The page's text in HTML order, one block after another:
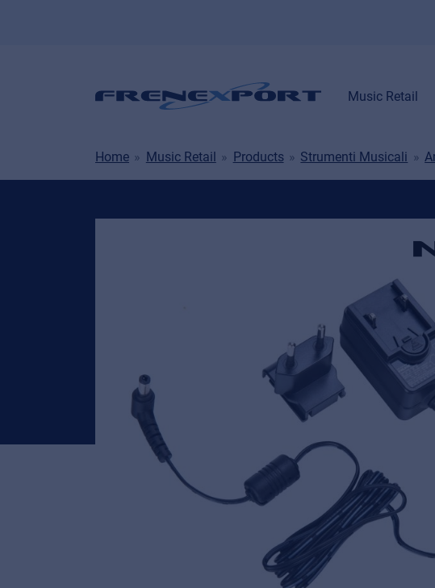
Music Retail
Home Music Retail Products Strumenti Musicali